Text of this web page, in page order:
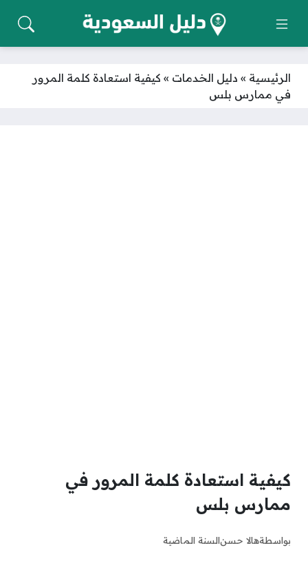
الرئيسية » دليل الخدمات » كيفية استعادة كلمة المرور
في ممارس بلس
كيفية استعادة كلمة المرور في
ممارس بلس
بواسطةهالا حسنالسنة الماضية